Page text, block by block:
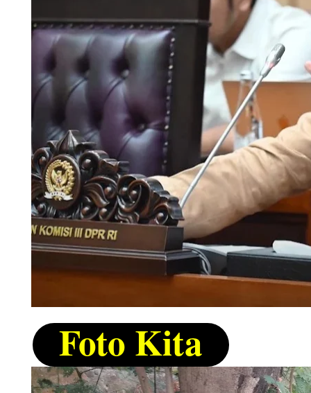
🛡️Redaksi: Arpani|
Foto Kita